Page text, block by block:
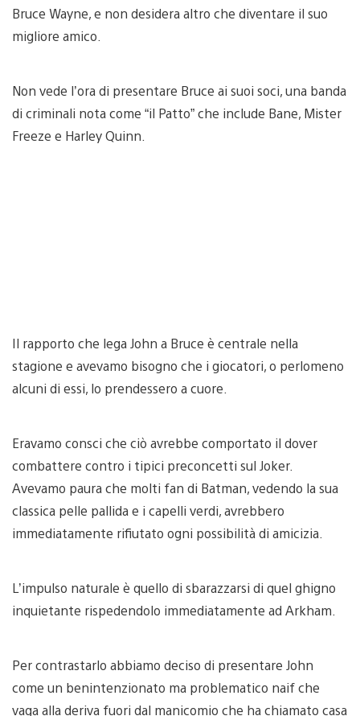
Bruce Wayne, e non desidera altro che diventare il suo
migliore amico.
Non vede l’ora di presentare Bruce ai suoi soci, una banda
di criminali nota come “il Patto” che include Bane, Mister
Freeze e Harley Quinn.
Il rapporto che lega John a Bruce è centrale nella
stagione e avevamo bisogno che i giocatori, o perlomeno
alcuni di essi, lo prendessero a cuore.
Eravamo consci che ciò avrebbe comportato il dover
combattere contro i tipici preconcetti sul Joker.
Avevamo paura che molti fan di Batman, vedendo la sua
classica pelle pallida e i capelli verdi, avrebbero
immediatamente rifiutato ogni possibilità di amicizia.
L’impulso naturale è quello di sbarazzarsi di quel ghigno
inquietante rispedendolo immediatamente ad Arkham.
Per contrastarlo abbiamo deciso di presentare John
come un benintenzionato ma problematico naif che
vaga alla deriva fuori dal manicomio che ha chiamato casa